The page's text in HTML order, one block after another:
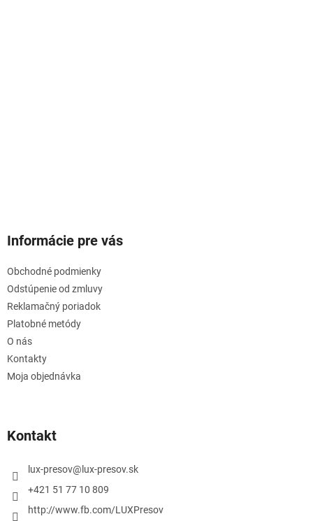
Informácie pre vás
Obchodné podmienky
Odstúpenie od zmluvy
Reklamačný poriadok
Platobné metódy
O nás
Kontakty
Moja objednávka
Kontakt
lux-presov@ lux-presov.sk
+421 51 77 10 809
http://www.fb.com/LUXPresov